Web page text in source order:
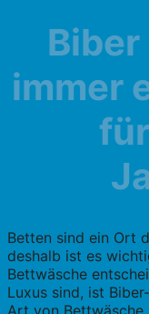
Biber
immer
Betten sind ein Ort
deshalb ist es
Bettwäsche
Luxus sind, ist
Art von Bettwäsche